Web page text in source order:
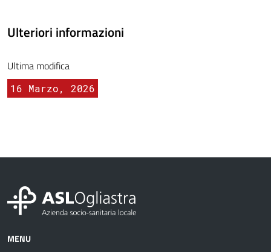
Ulteriori informazioni
Ultima modifica
16 Marzo, 2026
MENU